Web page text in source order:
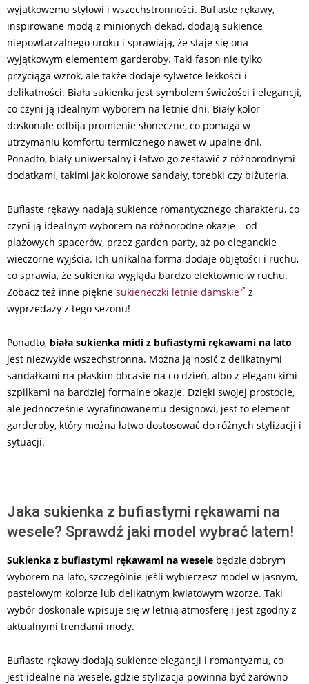
wyjątkowemu stylowi i wszechstronności. Bufiaste rękawy,
inspirowane modą z minionych dekad, dodają sukience
niepowtarzalnego uroku i sprawiają, że staje się ona
wyjątkowym elementem garderoby. Taki fason nie tylko
przyciąga wzrok, ale także dodaje sylwetce lekkości i
delikatności. Biała sukienka jest symbolem świeżości i elegancji,
co czyni ją idealnym wyborem na letnie dni. Biały kolor
doskonale odbija promienie słoneczne, co pomaga w
utrzymaniu komfortu termicznego nawet w upalne dni.
Ponadto, biały uniwersalny i łatwo go zestawić z różnorodnymi
dodatkami, takimi jak kolorowe sandały, torebki czy biżuteria.
Bufiaste rękawy nadają sukience romantycznego charakteru, co
czyni ją idealnym wyborem na różnorodne okazje – od
plażowych spacerów, przez garden party, aż po eleganckie
wieczorne wyjścia. Ich unikalna forma dodaje objętości i ruchu,
co sprawia, że sukienka wygląda bardzo efektownie w ruchu.
Zobacz też inne piękne sukieneczki letnie damskie
z
wyprzedaży z tego sezonu!
Ponadto, biała sukienka midi z bufiastymi rękawami na lato
jest niezwykle wszechstronna. Można ją nosić z delikatnymi
sandałkami na płaskim obcasie na co dzień, albo z eleganckimi
szpilkami na bardziej formalne okazje. Dzięki swojej prostocie,
ale jednocześnie wyrafinowanemu designowi, jest to element
garderoby, który można łatwo dostosować do różnych stylizacji i
sytuacji.
Jaka sukienka z bufiastymi rękawami na
wesele? Sprawdź jaki model wybrać latem!
Sukienka z bufiastymi rękawami na wesele będzie dobrym
wyborem na lato, szczególnie jeśli wybierzesz model w jasnym,
pastelowym kolorze lub delikatnym kwiatowym wzorze. Taki
wybór doskonale wpisuje się w letnią atmosferę i jest zgodny z
aktualnymi trendami mody.
Bufiaste rękawy dodają sukience elegancji i romantyzmu, co
jest idealne na wesele, gdzie stylizacja powinna być zarówno